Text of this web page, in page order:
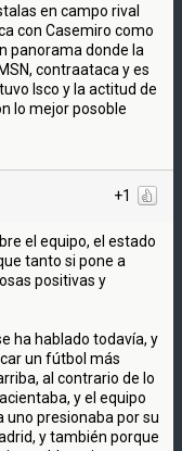
en campo rival
con Casemiro como
panorama donde la
contraataca y es
Isco y la actitud de
lo mejor posoble
+1
el equipo, el estado
tanto si pone a
positivas y
ha hablado todavía, y
un fútbol más
al contrario de lo
y el equipo
uno presionaba por su
y también porque